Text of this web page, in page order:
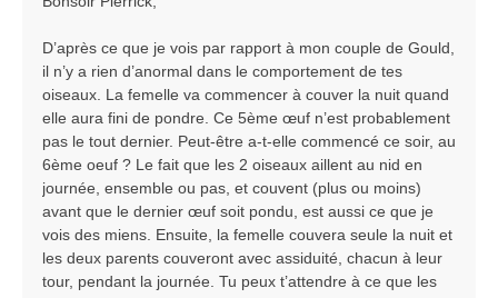
g
e
D’après ce que je vois par rapport à mon couple de Gould,
il n’y a rien d’anormal dans le comportement de tes
oiseaux. La femelle va commencer à couver la nuit quand
elle aura fini de pondre. Ce 5ème œuf n’est probablement
pas le tout dernier. Peut-être a-t-elle commencé ce soir, au
6ème oeuf ? Le fait que les 2 oiseaux aillent au nid en
journée, ensemble ou pas, et couvent (plus ou moins)
avant que le dernier œuf soit pondu, est aussi ce que je
vois des miens. Ensuite, la femelle couvera seule la nuit et
les deux parents couveront avec assiduité, chacun à leur
tour, pendant la journée. Tu peux t’attendre à ce que les